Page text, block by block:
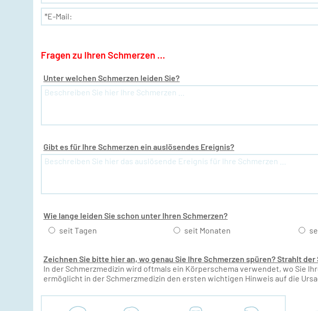
*E-Mail:
Fragen zu Ihren Schmerzen …
Unter welchen Schmerzen leiden Sie?
Gibt es für Ihre Schmerzen ein auslösendes Ereignis?
Wie lange leiden Sie schon unter Ihren Schmerzen?
seit Tagen
seit Monaten
Zeichnen Sie bitte hier an, wo genau Sie Ihre Schmerzen spüren? Strahlt der
In der Schmerzmedizin wird oftmals ein Körperschema verwendet, wo Sie
ermöglicht in der Schmerzmedizin den ersten wichtigen Hinweis auf die